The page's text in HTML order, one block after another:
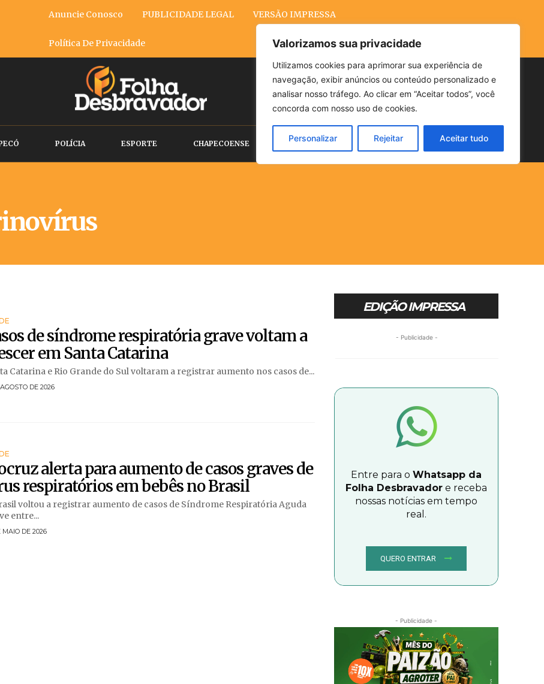
Valorizamos sua privacidade
Utilizamos cookies para aprimorar sua experiência de
navegação, exibir anúncios ou conteúdo personalizado e
analisar nosso tráfego. Ao clicar em “Aceitar todos”, você
concorda com nosso uso de cookies.
Personalizar Rejeitar Aceitar tudo
Anuncie Conosco PUBLICIDADE LEGAL VERSÃO IMPRESSA
Política De Privacidade
Buscar
POLÍCIA ESPORTE CHAPECOENSE POLÍTICA CLIMA ECONOMIA
de síndrome respiratória grave voltam a
em Santa Catarina
Catarina e Rio Grande do Sul voltaram a registrar aumento nos casos de...
DE 2026
alerta para aumento de casos graves de
respiratórios em bebês no Brasil
voltou a registrar aumento de casos de Síndrome Respiratória Aguda
entre...
MAIO DE 2026
EDIÇÃO IMPRESSA
- Publicidade -
Entre para o Whatsapp da
Folha Desbravador e receba
nossas notícias em tempo
real.
QUERO ENTRAR
- Publicidade -